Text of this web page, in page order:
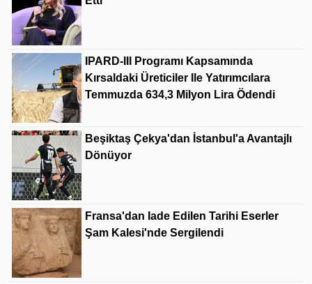
IPARD-III Programı Kapsamında
Kırsaldaki Üreticiler Ile Yatırımcılara
Temmuzda 634,3 Milyon Lira Ödendi
Beşiktaş Çekya'dan İstanbul'a Avantajlı
Dönüyor
Fransa'dan Iade Edilen Tarihi Eserler
Şam Kalesi'nde Sergilendi